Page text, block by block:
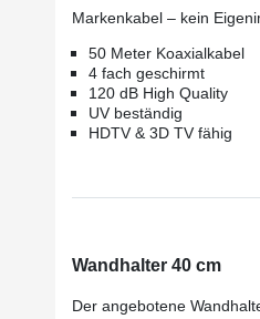
Markenkabel – kein
50 Meter Koaxialkabel
4 fach geschirmt
120 dB High Quality
UV beständig
HDTV & 3D TV fähig
Wandhalter 40 cm
Der angebotene